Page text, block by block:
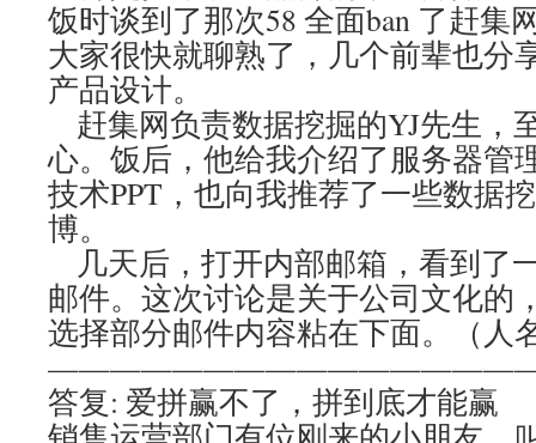
饭时谈到了那次58 全面ban 了赶集
大家很快就聊熟了，几个前辈也分
产品设计。
赶集网负责数据挖掘的YJ先生，
心。饭后，他给我介绍了服务器管
技术PPT，也向我推荐了一些数据
博。
几天后，打开内部邮箱，看到了
邮件。这次讨论是关于公司文化
选择部分邮件内容粘在下面。（
答复: 爱拼赢不了，拼到底才能赢